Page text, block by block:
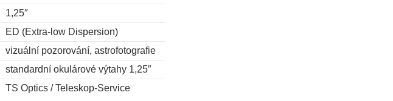
1,25″
ED (Extra-low Dispersion)
vizuální pozorování, astrofotografie
standardní okulárové výtahy 1,25″
TS Optics / Teleskop-Service